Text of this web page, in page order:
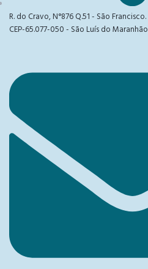
R. do Cravo, N°876 Q.51 - São Francisco.
CEP-65.077-050 - São Luís do Maranhão